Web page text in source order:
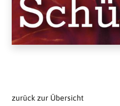
zurück zur Übersicht